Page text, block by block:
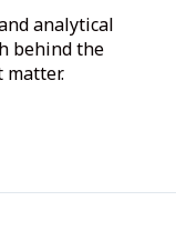
analytical
behind the
matter.